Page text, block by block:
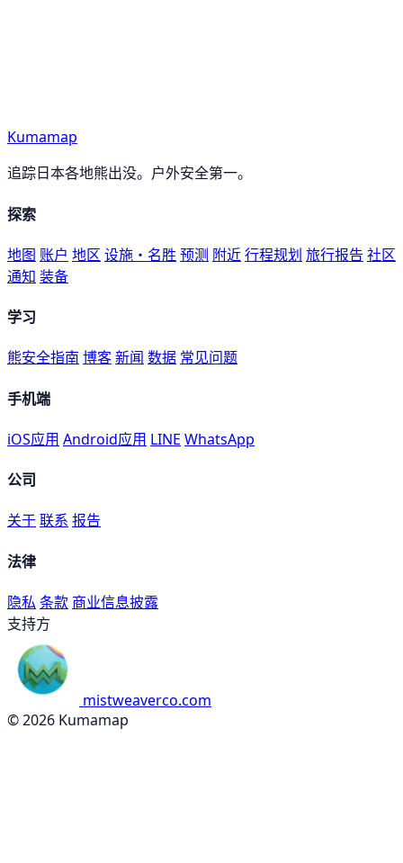
Kumamap
追踪日本各地熊出没。户外安全第一。
探索
地图 账户 地区 设施・名胜 预测 附近行程规划 旅行报告 社区
通知 装备
学习
熊安全指南 博客新闻 数据 常见问题
手机端
iOS应用 Android应用 LINE WhatsApp
公司
关于联系 报告
法律
隐私 条款 商业信息披露
支持方
mistweaverco.com
© 2026 Kumamap